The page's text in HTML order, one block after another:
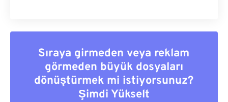
Sıraya girmeden veya reklam
görmeden büyük dosyaları
dönüştürmek mi istiyorsunuz?
Şimdi Yükselt